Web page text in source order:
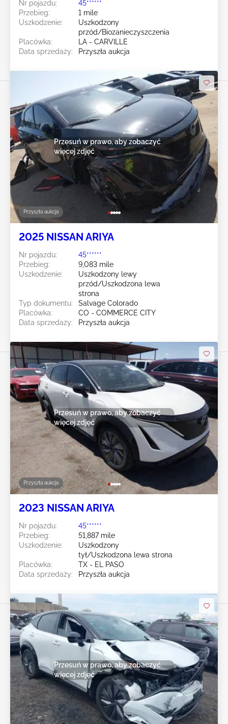
Nr pojazdu:
45******
Przebieg:
1 mile
Uszkodzenie:
Uszkodzony
przód/Biozanieczyszczenia
Placówka:
LA - CARVILLE
Data sprzedaży:
Przyszła aukcja
Przyszła aukcja
Przesuń w prawo, aby zobaczyć
więcej zdjęć
2025 NISSAN ARIYA
Nr pojazdu:
45******
Przebieg:
9,083 mile
Uszkodzenie:
Uszkodzony lewy
przód/Uszkodzona lewa
strona
Typ dokumentu:
Salvage Colorado
Placówka:
CO - COMMERCE CITY
Data sprzedaży:
Przyszła aukcja
Przyszła aukcja
Przesuń w prawo, aby zobaczyć
więcej zdjęć
2023 NISSAN ARIYA
Nr pojazdu:
45******
Przebieg:
51,887 mile
Uszkodzenie:
Uszkodzony
tył/Uszkodzona lewa strona
Placówka:
TX - EL PASO
Data sprzedaży:
Przyszła aukcja
Przesuń w prawo, aby zobaczyć
więcej zdjęć